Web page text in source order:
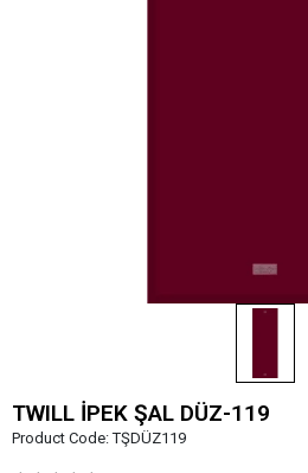
TWILL İPEK ŞAL DÜZ-119
Product Code:TŞDÜZ119